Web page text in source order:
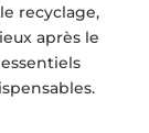
recyclage,
après le